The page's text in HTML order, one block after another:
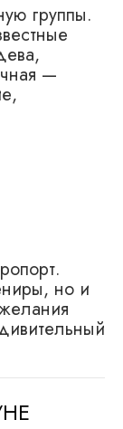
группы.
—
но и